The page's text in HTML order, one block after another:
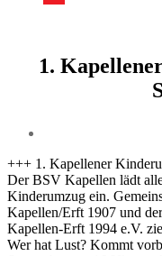
1.
+++ 1. Kapellener
Der BSV Kapellen lädt
Kinderumzug ein.
Kapellen/Erft 1907 und
Kapellen-Erft 1994 e.V.
Wer hat Lust? Kommt